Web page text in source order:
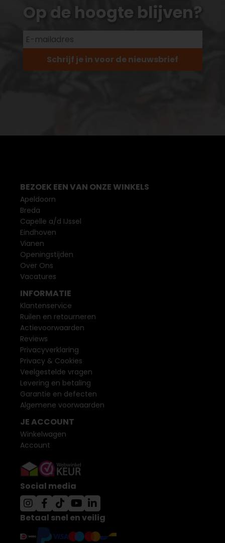
Op de hoogte blijven?
Schrijf je in voor de nieuwsbrief
BEZOEK EEN VAN ONZE WINKELS
Apeldoorn
Breda
Capelle a/d IJssel
Eindhoven
Vianen
Openingstijden
Over Ons
Vacatures
INFORMATIE
Klantenservice
Ruilen en retourneren
Actievoorwaarden
Reviews
Privacyverklaring
Privacy & Cookies
Veelgestelde vragen
Levering en betaling
Garantie en defecten
Algemene voorwaarden
JE ACCOUNT
Winkelwagen
Account
Social media
Betaal snel en veilig